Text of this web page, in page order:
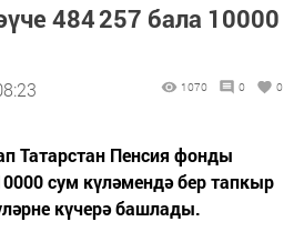
484 257 бала 10000
1070 0 0
Татарстан Пенсия фонды
сум күләмендә бер тапкыр
күчерә башлады.